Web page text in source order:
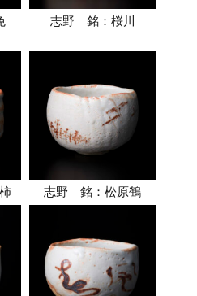
志野 銘：桜川
志野 銘：松原鶴